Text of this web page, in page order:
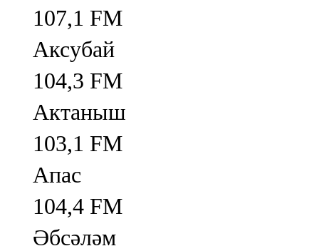
107,1 FM
Аксубай
104,3 FM
Актаныш
103,1 FM
Апас
104,4 FM
Әбсәләм